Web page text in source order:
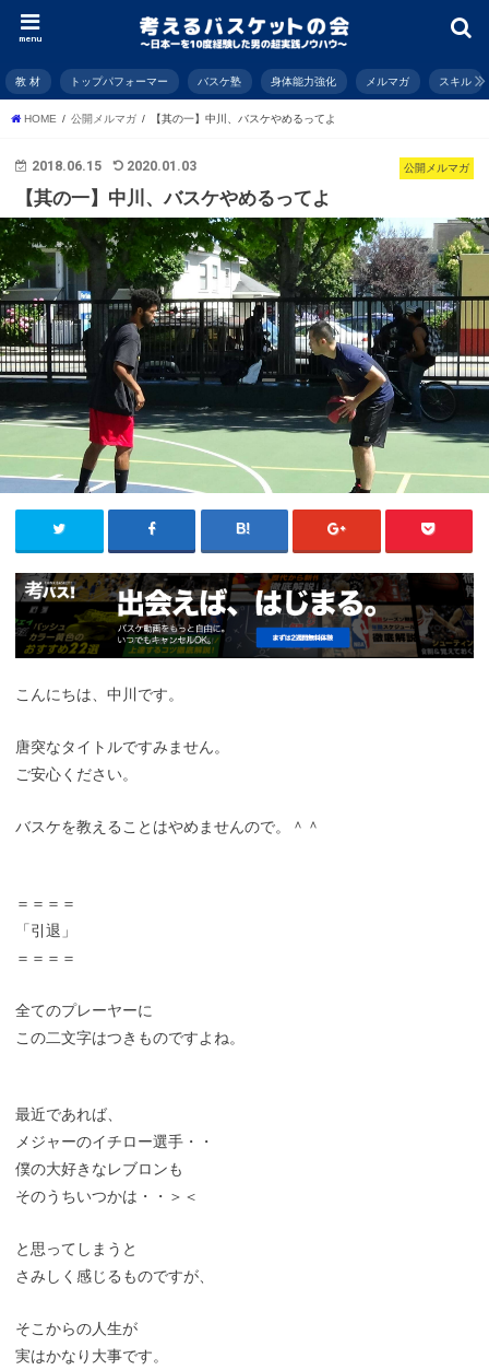
menu
教 材 トップパフォーマー バスケ塾 身体能力強化 メルマガ スキル
HOME 公開メルマガ 【其の一】中川、バスケやめるってよ
公開メルマガ
2018.06.15 2020.01.03
【其の一】中川、バスケやめるってよ
こんにちは、中川です。
唐突なタイトルですみません。
ご安心ください。
バスケを教えることはやめませんので。＾＾
＝＝＝＝
「引退」
＝＝＝＝
全てのプレーヤーに
この二文字はつきものですよね。
最近であれば、
メジャーのイチロー選手・・
僕の大好きなレブロンも
そのうちいつかは・・＞＜
と思ってしまうと
さみしく感じるものですが、
そこからの人生が
実はかなり大事です。